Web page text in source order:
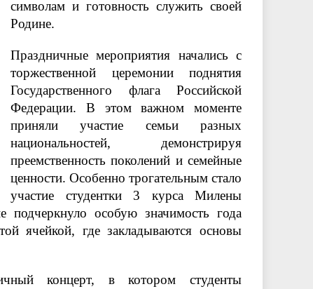
символам и готовность служить своей
Родине.
Праздничные мероприятия начались с
торжественной церемонии поднятия
Государственного флага Российской
Федерации. В этом важном моменте
приняли участие семьи разных
национальностей, демонстрируя
преемственность поколений и семейные
ценности. Особенно трогательным стало
участие студентки 3 курса Милены
подчеркнуло особую значимость года
ячейкой, где закладываются основы
концерт, в котором студенты